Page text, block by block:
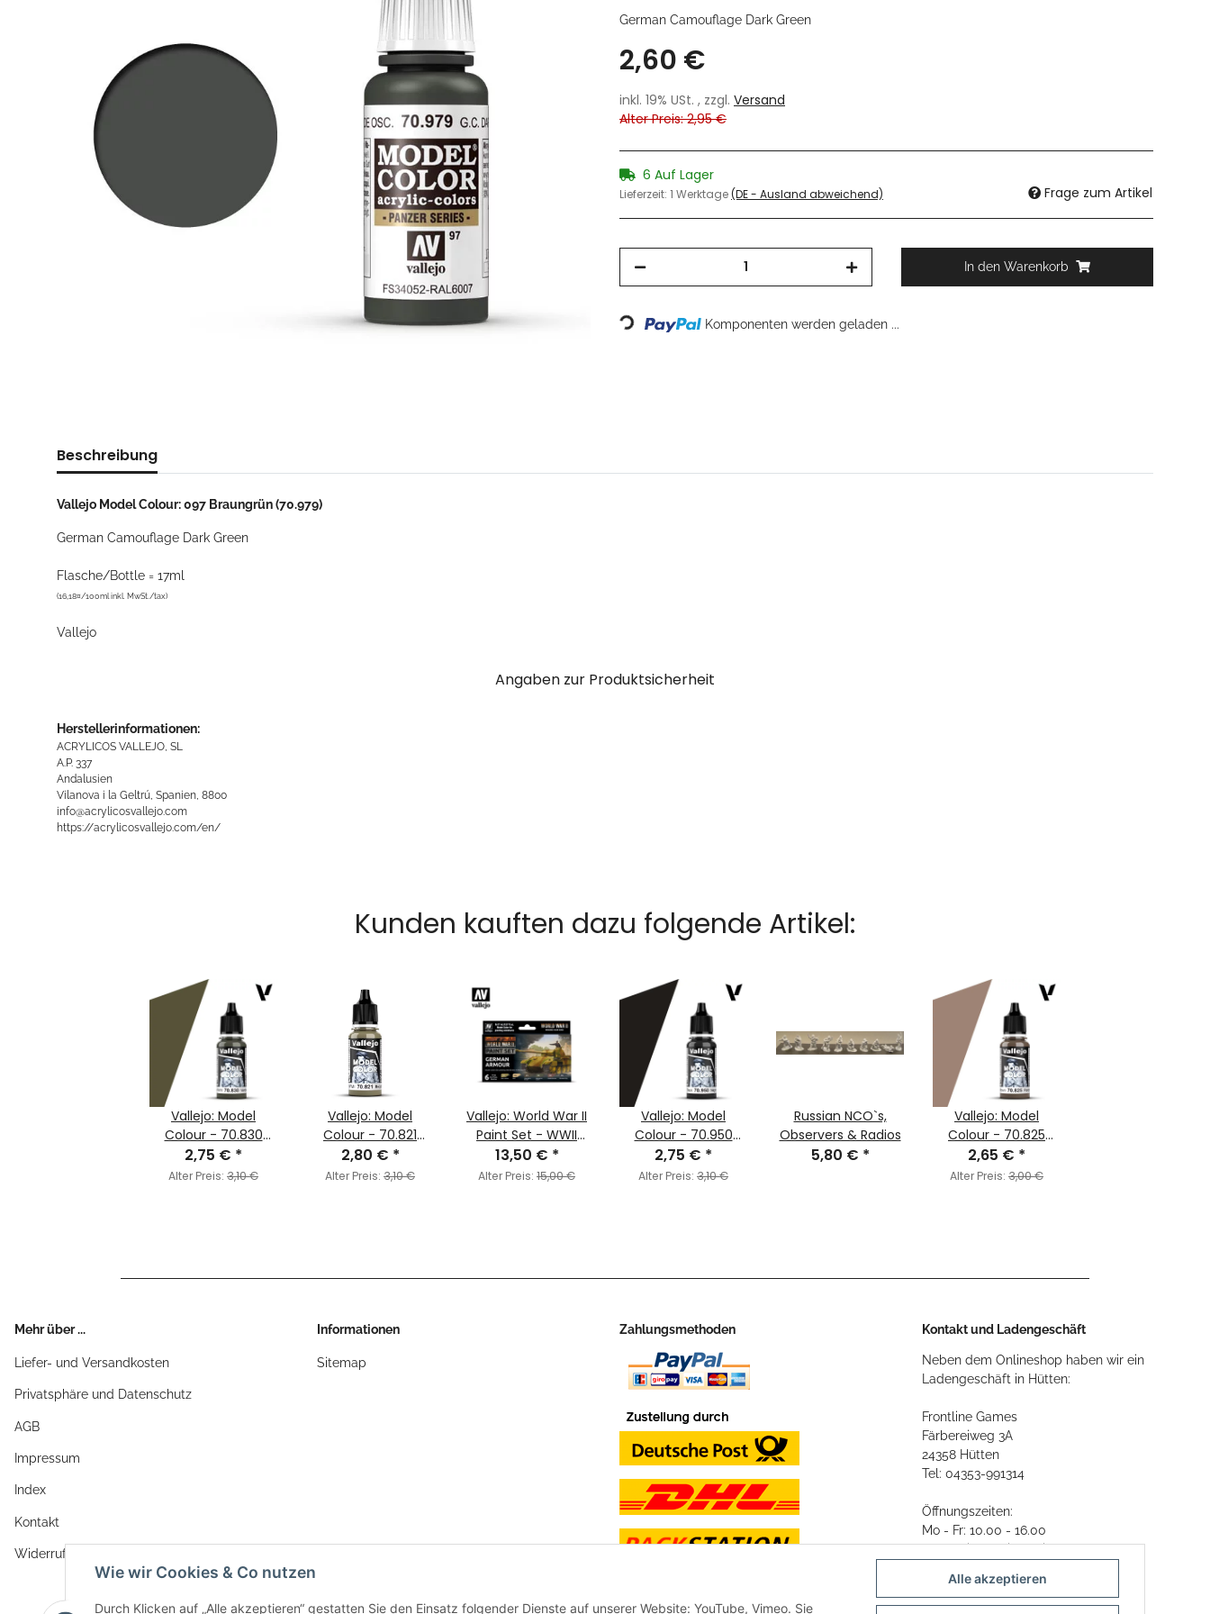
German Camouflage Dark Green
2,60 €
inkl. 19% USt. , zzgl. Versand
Alter Preis: 2,95 €
6 Auf Lager
Lieferzeit: 1 Werktage(DE - Ausland abweichend) Frage zum Artikel
In den Warenkorb
Loading... Komponenten werden geladen ...
Beschreibung
Vallejo Model Colour: 097 Braungrün (70.979)
German Camouflage Dark Green
Flasche/Bottle = 17ml
(16,18¤/100ml inkl. MwSt./tax)
Vallejo
Angaben zur Produktsicherheit
Herstellerinformationen:
ACRYLICOS VALLEJO, SL
A.P. 337
Andalusien
Vilanova i la Geltrú, Spanien, 8800
info@acrylicosvallejo.com
https://acrylicosvallejo.com/en/
Kunden kauften dazu folgende Artikel:
Vallejo: Model
Colour - 70.830
German Fieldgrey
WWII (MC102)
2,75 € *
Alter Preis: 3,10 €
Vallejo: Model
Colour - 70.821
German Beige WWII
(MC103)
2,80 € *
Alter Preis: 3,10 €
Vallejo: World War II
Paint Set - WWII
German Armour
13,50 € *
Alter Preis: 15,00 €
Vallejo: Model
Colour - 70.950
Black (MC169)
2,75 € *
Alter Preis: 3,10 €
Russian NCO`s,
Observers & Radios
5,80 € *
Vallejo: Model
Colour - 70.825
German
Camouflage Pale
2,65 € *
Alter Preis: 3,00 €
Mehr über ...
Liefer- und Versandkosten
Privatsphäre und Datenschutz
AGB
Impressum
Index
Kontakt
Widerrufsrecht
Informationen
Sitemap
Zahlungsmethoden Kontakt und Ladengeschäft
Neben dem Onlineshop haben wir ein
Ladengeschäft in Hütten:
Frontline Games
Färbereiweg 3A
24358 Hütten
Tel: 04353-991314
Öffnungszeiten:
Mo - Fr: 10.00 - 16.00
Oder mit Terminvereinbarung
E-Mail:info@frontlinegames.de
Wie wir Cookies & Co nutzen
Durch Klicken auf „Alle akzeptieren“ gestatten Sie den Einsatz folgender Dienste auf unserer Website: YouTube, Vimeo. Sie
Alle akzeptieren